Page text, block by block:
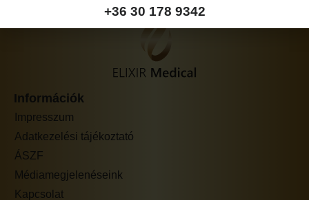
Információk
Impresszum
Adatkezelési tájékoztató
ÁSZF
Médiamegjelenéseink
Kapcsolat
+36 30 178 9342